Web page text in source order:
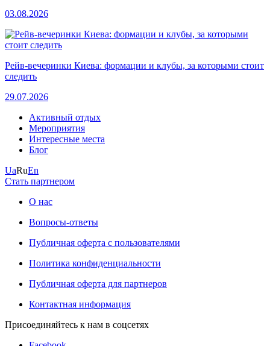
03.08.2026
Рейв-вечеринки Киева: формации и клубы, за которыми стоит
следить
29.07.2026
Активный отдых
Мероприятия
Интересные места
Блог
UaRuEn
Стать партнером
О нас
Вопросы-ответы
Публичная оферта с пользователями
Политика конфиденциальности
Публичная оферта для партнеров
Контактная информация
Присоединяйтесь к нам в соцсетях